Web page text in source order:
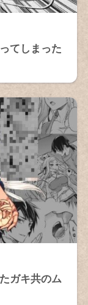
てしまった
ガキ共のム